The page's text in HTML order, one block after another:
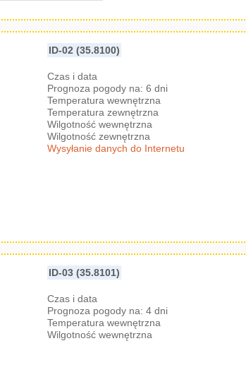
ID-02 (35.8100)
Czas i data
Prognoza pogody na: 6 dni
Temperatura wewnętrzna
Temperatura zewnętrzna
Wilgotność wewnętrzna
Wilgotność zewnętrzna
Wysyłanie danych do Internetu
ID-03 (35.8101)
Czas i data
Prognoza pogody na: 4 dni
Temperatura wewnętrzna
Wilgotność wewnętrzna